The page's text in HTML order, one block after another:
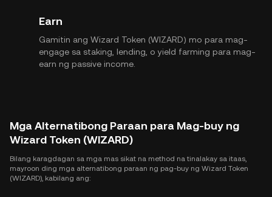
Earn
Gamitin ang Wizard Token (WIZARD) mo para mag-
engage sa staking, lending, o yield farming para mag-
earn ng passive income.
Mga Alternatibong Paraan para Mag-buy ng
Wizard Token (WIZARD)
Bilang karagdagan sa mga mas sikat na method na tinalakay sa itaas,
mayroon ding mga alternatibong paraan ng pag-buy ng Wizard Token
(WIZARD), kabilang ang: